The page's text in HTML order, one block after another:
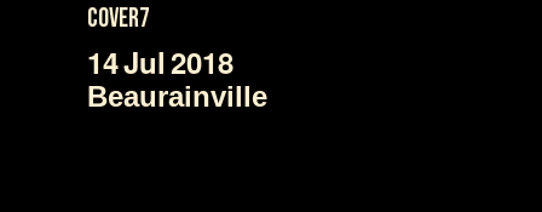
COVER7
14Jul 2018
Beaurainville